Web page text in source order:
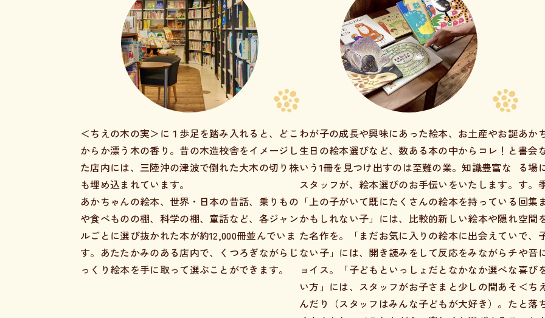
＜ちえの木の実＞に１歩足を踏み入れると、どこ
からか漂う木の香り。昔の木造校舎をイメージし
た店内には、三陸沖の津波で倒れた大木の切り株
も埋め込まれています。
あかちゃんの絵本、世界・日本の昔話、乗りもの
や食べものの棚、科学の棚、童話など、各ジャン
ルごとに選び抜かれた本が約12,000冊並んでいま
す。あたたかみのある店内で、くつろぎながらじ
っくり絵本を手に取って選ぶことができます。
わが子の成長や興味にあった絵本、お土産やお誕
生日の絵本選びなど、数ある本の中からコレ！と
いう1冊を見つけ出すのは至難の業。知識豊富な
スタッフが、絵本選びのお手伝いをいたします。
「上の子がいて既にたくさんの絵本を持っている
かもしれない子」には、比較的新しい絵本や隠れ
た名作を。「まだお気に入りの絵本に出会えてい
ない子」には、開き読みをして反応をみながらチ
ョイス。「子どもといっしょだとなかなか選べな
い方」には、スタッフがお子さまと少しの間あそ
んだり（スタッフはみんな子どもが大好き）。た
あか
書会
る場
す。
回集
空間
で、
や音
喜び
＜ち
と落